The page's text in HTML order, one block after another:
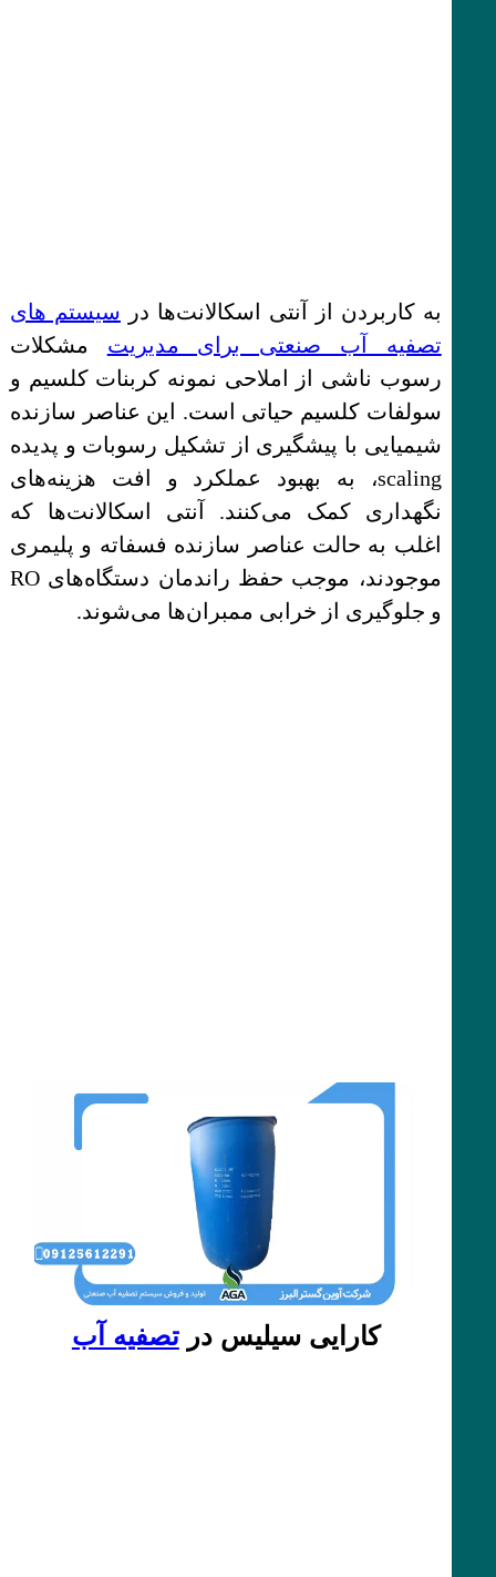
به کاربردن از آنتی اسکالانت‌ها در سیستم های
تصفیه آب صنعتی برای مدیریت مشکلات
رسوب ناشی از املاحی نمونه کربنات کلسیم و
سولفات کلسیم حیاتی است. این عناصر سازنده
شیمیایی با پیشگیری از تشکیل رسوبات و پدیده
scaling، به بهبود عملکرد و افت هزینه‌های
نگهداری کمک می‌کنند. آنتی اسکالانت‌ها که
اغلب به حالت عناصر سازنده فسفاته و پلیمری
موجودند، موجب حفظ راندمان دستگاه‌های RO
و جلوگیری از خرابی ممبران‌ها می‌شوند.
کارایی سیلیس درتصفیه آب